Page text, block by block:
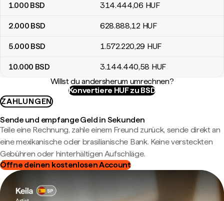
1.000 BSD 314.444,06 HUF
2.000 BSD 628.888,12 HUF
5.000 BSD 1.572.220,29 HUF
10.000 BSD 3.144.440,58 HUF
Willst du andersherum umrechnen?
Konvertiere HUF zu BSD
ZAHLUNGEN
Sende und empfange Geld in Sekunden
Teile eine Rechnung, zahle einem Freund zurück, sende direkt an
eine mexikanische oder brasilianische Bank. Keine versteckten
Gebühren oder hinterhältigen Aufschläge.
Öffne deinen kostenlosen Account